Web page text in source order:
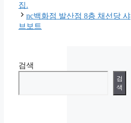
집.
nc백화점 발산점 8층 채선당 샤
브보트
검색
검
색